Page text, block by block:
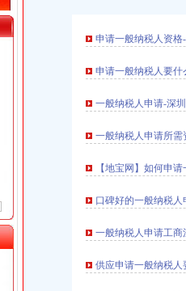
万 (进出口权)
万 （进出口权）
万 （进出口权）
工商注册）
注册）
万 (进出口权)
申请一般纳税人资
申请一般纳税人要
一般纳税人申请-深
一般纳税人申请所
【地宝网】如何申
口碑好的一般纳税
一般纳税人申请工
供应申请一般纳税